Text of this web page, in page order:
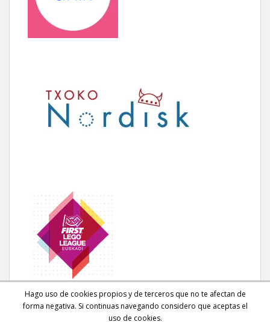
Hago uso de cookies propios y de terceros que no te afectan de
forma negativa. Si continuas navegando considero que aceptas el
uso de cookies.